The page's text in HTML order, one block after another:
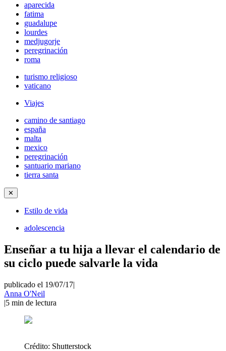
aparecida
fatima
guadalupe
lourdes
medjugorje
peregrinación
roma
turismo religioso
vaticano
Viajes
camino de santiago
españa
malta
mexico
peregrinación
santuario mariano
tierra santa
✕
Estilo de vida
adolescencia
Enseñar a tu hija a llevar el calendario de
su ciclo puede salvarle la vida
publicado el 19/07/17|
Anna O'Neil
|5 min de lectura
Crédito: Shutterstock